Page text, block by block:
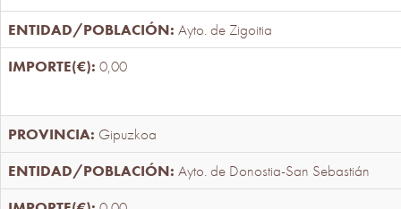
Ayto. de Zigoitia
0,00
Gipuzkoa
Ayto. de Donostia-San Sebastián